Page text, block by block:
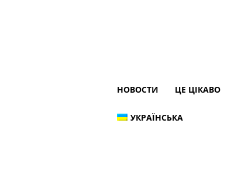
НОВОСТИ ЦЕ ЦІКАВО
УКРАЇНСЬКА